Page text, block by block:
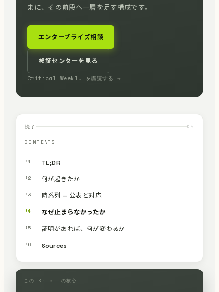
まに、その前段へ一層を足す構成です。
エンタープライズ相談
検証センターを見る
Critical Weekly を購読する →
読了 0 %
CONTENTS
§1 TL;DR
§2 何が起きたか
§3 時系列 — 公表と対応
§4 なぜ止まらなかったか
§5 証明があれば、何が変わるか
§6 Sources
この Brief の核心